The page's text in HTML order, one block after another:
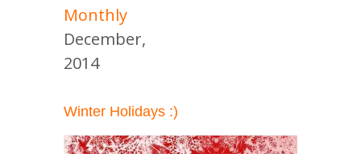
Monthly
December,
2014
Winter Holidays :)